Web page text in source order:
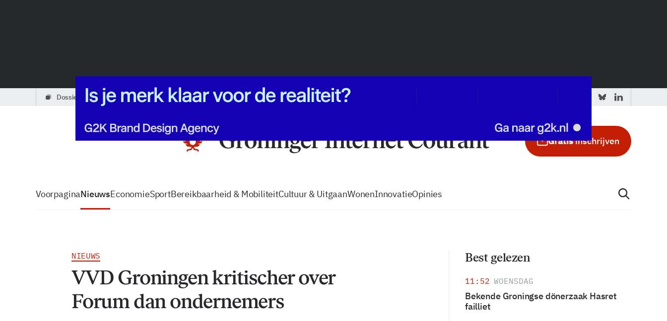
dossiers partners podcasts vacatures zo volg je de GIC
Gratisinschrijven
VoorpaginaNieuwsEconomieSportBereikbaarheid & MobiliteitCultuur & UitgaanWonenInnovatieOpinies
NIEUWS
VVD Groningen kritischer over
Forum dan ondernemers
Best gelezen
11:52 WOENSDAG
Bekende Groningse dönerzaak Hasret
failliet